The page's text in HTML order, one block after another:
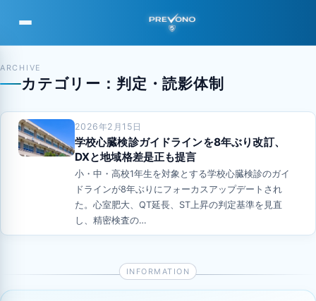
PREVONO
ARCHIVE
カテゴリー：判定・読影体制
2026年2月15日
学校心臓検診ガイドラインを8年ぶり改訂、
DXと地域格差是正も提言
小・中・高校1年生を対象とする学校心臓検診のガイ
ドラインが8年ぶりにフォーカスアップデートされ
た。心室肥大、QT延長、ST上昇の判定基準を見直
し、精密検査の…